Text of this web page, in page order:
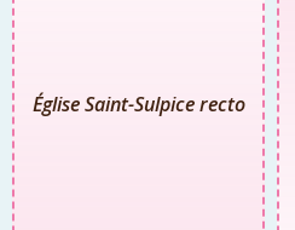
Église Saint-Sulpice recto